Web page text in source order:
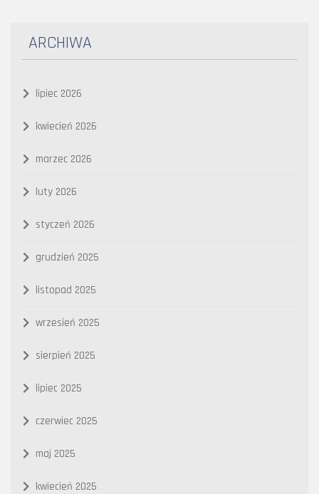
ARCHIWA
lipiec 2026
kwiecień 2026
marzec 2026
luty 2026
styczeń 2026
grudzień 2025
listopad 2025
wrzesień 2025
sierpień 2025
lipiec 2025
czerwiec 2025
maj 2025
kwiecień 2025